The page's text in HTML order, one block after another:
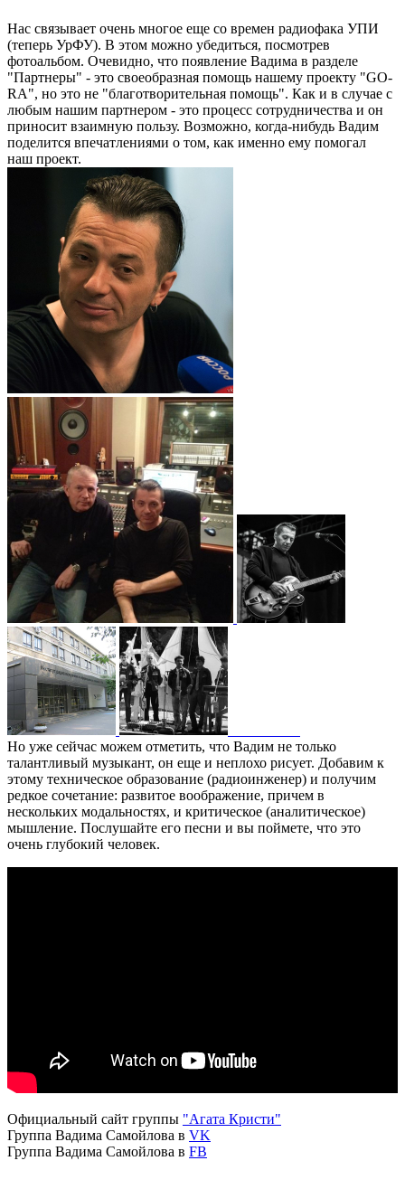
Нас связывает очень многое еще со времен радиофака УПИ
(теперь УрФУ). В этом можно убедиться, посмотрев
фотоальбом. Очевидно, что появление Вадима в разделе
"Партнеры" - это своеобразная помощь нашему проекту "GO-
RA", но это не "благотворительная помощь". Как и в случае с
любым нашим партнером - это процесс сотрудничества и он
приносит взаимную пользу. Возможно, когда-нибудь Вадим
поделится впечатлениями о том, как именно ему помогал
наш проект.
Но уже сейчас можем отметить, что Вадим не только
талантливый музыкант, он еще и неплохо рисует. Добавим к
этому техническое образование (радиоинженер) и получим
редкое сочетание: развитое воображение, причем в
нескольких модальностях, и критическое (аналитическое)
мышление. Послушайте его песни и вы поймете, что это
очень глубокий человек.
Официальный сайт группы "Агата Кристи"
Группа Вадима Самойлова в VK
Группа Вадима Самойлова в FB